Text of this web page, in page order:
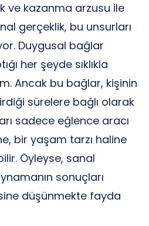
ve kazanma arzusu ile
gerçeklik, bu unsurları
Duygusal bağlar
her şeyde sıklıkla
Ancak bu bağlar, kişinin
sürelere bağlı olarak
sadece eğlence aracı
bir yaşam tarzı haline
Öyleyse, sanal
sonuçları
düşünmekte fayda